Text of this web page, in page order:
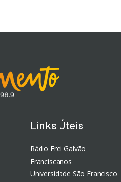
Links Úteis
Rádio Frei Galvão
Franciscanos
Universidade São Francisco